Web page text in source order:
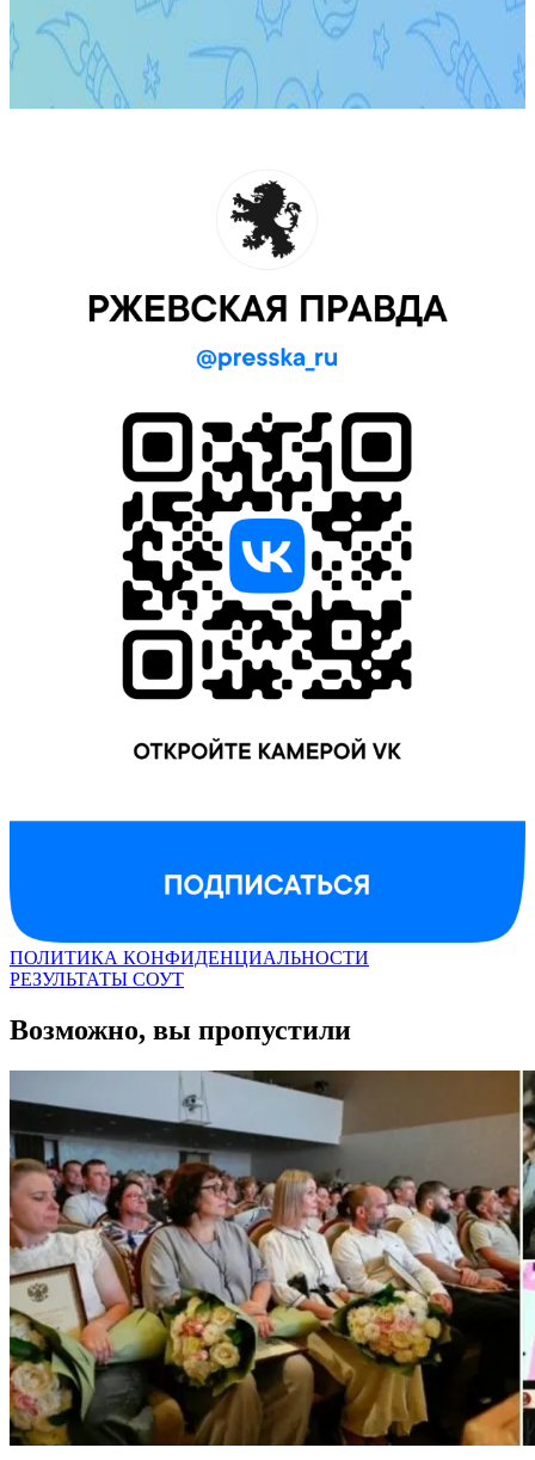
ПОЛИТИКА КОНФИДЕНЦИАЛЬНОСТИ
РЕЗУЛЬТАТЫ СОУТ
Возможно, вы пропустили